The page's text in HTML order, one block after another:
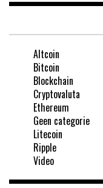
Altcoin
Bitcoin
Blockchain
Cryptovaluta
Ethereum
Geen categorie
Litecoin
Ripple
Video